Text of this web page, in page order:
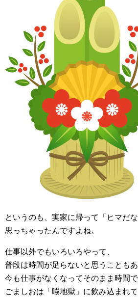
というのも、実家に帰って「ヒマだ
思っちゃったんですよね。
仕事以外でもいろいろやって、
普段は時間が足らないと思うこともあ
今も仕事がなくなってそのまま時間
ごましおは「暇地獄」に飲み込まれ